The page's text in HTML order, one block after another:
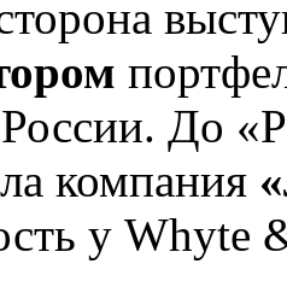
До
компания
у Whyte